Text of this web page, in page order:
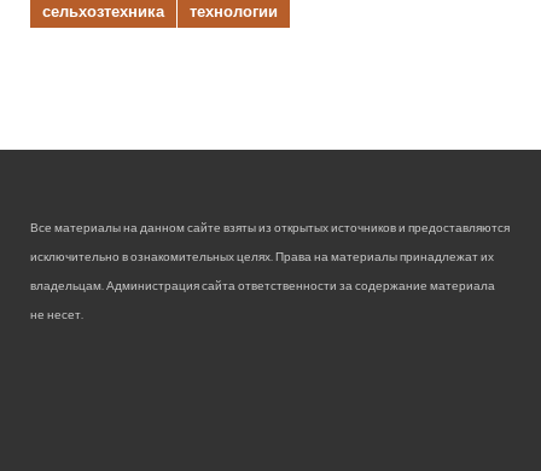
сельхозтехника
технологии
Все материалы на данном сайте взяты из открытых источников и предоставляются
исключительно в ознакомительных целях. Права на материалы принадлежат их
владельцам. Администрация сайта ответственности за содержание материала
не несет.